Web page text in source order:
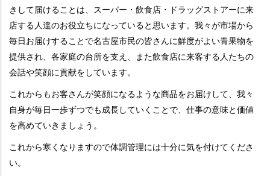
きして届けることは、スーパー・飲食店・ドラッグストアーに来
店する人達のお役立ちになっていると思います。我々が市場から
毎日お届けすることで名古屋市民の皆さんに鮮度がよい青果物を
提供され、各家庭の台所を支え、また飲食店に来客する人たちの
会話や笑顔に貢献をしています。
これからもお客さんが笑顔になるような商品をお届けして、我々
自身が毎日一歩ずつでも成長していくことで、仕事の意味と価値
を高めていきましょう。
これから寒くなりますので体調管理には十分に気を付けてくださ
い。